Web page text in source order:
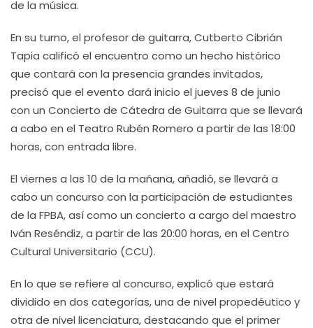
de la música.
En su turno, el profesor de guitarra, Cutberto Cibrián
Tapia calificó el encuentro como un hecho histórico
que contará con la presencia grandes invitados,
precisó que el evento dará inicio el jueves 8 de junio
con un Concierto de Cátedra de Guitarra que se llevará
a cabo en el Teatro Rubén Romero a partir de las 18:00
horas, con entrada libre.
El viernes a las 10 de la mañana, añadió, se llevará a
cabo un concurso con la participación de estudiantes
de la FPBA, así como un concierto a cargo del maestro
Iván Reséndiz, a partir de las 20:00 horas, en el Centro
Cultural Universitario (CCU).
En lo que se refiere al concurso, explicó que estará
dividido en dos categorías, una de nivel propedéutico y
otra de nivel licenciatura, destacando que el primer